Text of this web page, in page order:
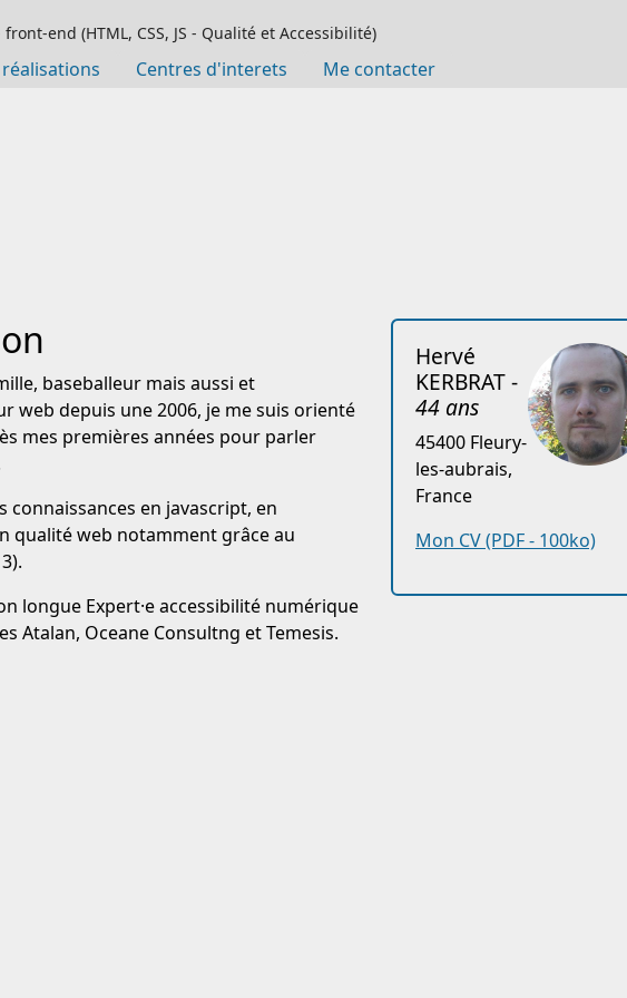
end (HTML, CSS, JS - Qualité et Accessibilité)
Centres d'interets Me contacter
baseballeur mais aussi et
web depuis une 2006, je me suis orienté
mes premières années pour parler
connaissances en javascript, en
qualité web notamment grâce au
longue Expert·e accessibilité numérique
Atalan, Oceane Consultng et Temesis.
Hervé
KERBRAT-
44 ans
45400 Fleury-
les-aubrais,
France
Mon CV (PDF - 100ko)